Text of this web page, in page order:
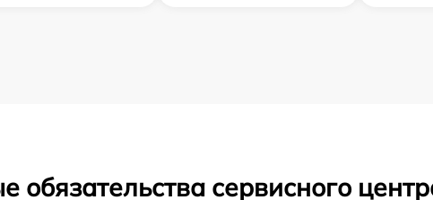
обязательства сервисного